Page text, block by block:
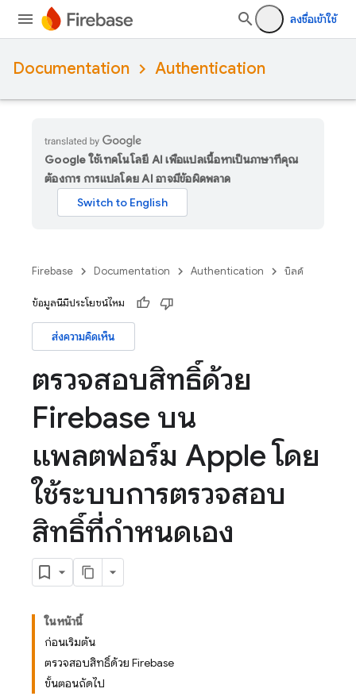
ลงชื่อเข้าใช้
Documentation Authentication
Google ใช้เทคโนโลยี AI เพื่อแปลเนื้อหาเป็นภาษาที่คุณ
ต้องการ การแปลโดย AI อาจมีข้อผิดพลาด
Firebase Documentation Authentication บิลด์
ข้อมูลนี้มีประโยชน์ไหม
ส่งความคิดเห็น
ตรวจสอบสิทธิ์ด้วย
Firebase บน
แพลตฟอร์ม Apple โดย
ใช้ระบบการตรวจสอบ
สิทธิ์ที่กำหนดเอง
ในหน้านี้
ก่อนเริ่มต้น
ตรวจสอบสิทธิ์ด้วย Firebase
ขั้นตอนถัดไป